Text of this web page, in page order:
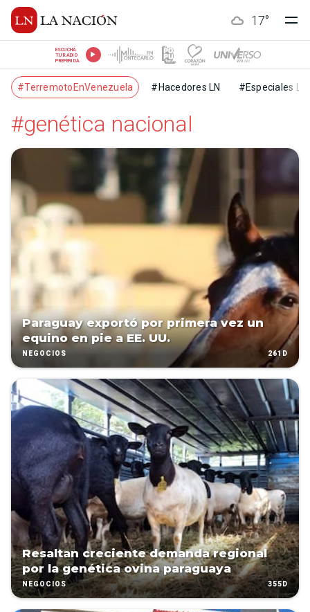
17°
ESCUCHÁ
TU RADIO
PREFERIDA
#TerremotoEnVenezuela #Hacedores LN #Especiales LN
#genética nacional
Paraguay exportó por primera vez un
equino en pie a EE. UU.
NEGOCIOS 261D
Resaltan creciente demanda regional
por la genética ovina paraguaya
NEGOCIOS 355D